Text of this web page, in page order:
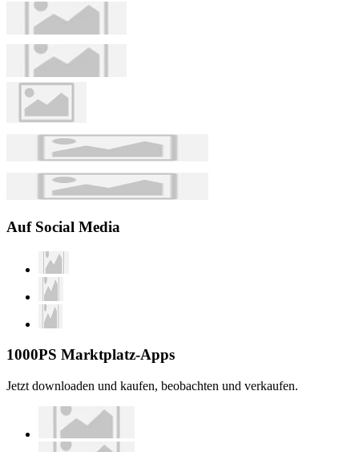
Auf Social Media
1000PS Marktplatz-Apps
Jetzt downloaden und kaufen, beobachten und verkaufen.